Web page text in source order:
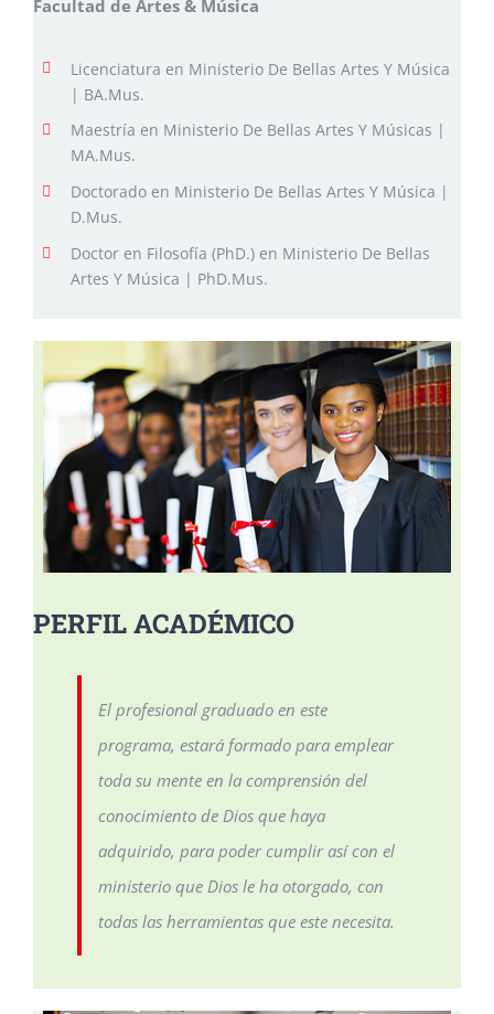
Facultad de Artes & Música
Licenciatura en Ministerio De Bellas Artes Y Música
| BA.Mus.
Maestría en Ministerio De Bellas Artes Y Músicas |
MA.Mus.
Doctorado en Ministerio De Bellas Artes Y Música |
D.Mus.
Doctor en Filosofía (PhD.) en Ministerio De Bellas
Artes Y Música | PhD.Mus.
PERFIL ACADÉMICO
El profesional graduado en este
programa, estará formado para emplear
toda su mente en la comprensión del
conocimiento de Dios que haya
adquirido, para poder cumplir así con el
ministerio que Dios le ha otorgado, con
todas las herramientas que este necesita.